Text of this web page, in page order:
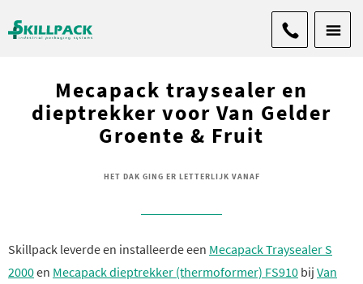
Mecapack traysealer en
dieptrekker voor Van Gelder
Groente & Fruit
HET DAK GING ER LETTERLIJK VANAF
Skillpack leverde en installeerde een Mecapack Traysealer S
2000en Mecapack dieptrekker (thermoformer) FS910 bij Van